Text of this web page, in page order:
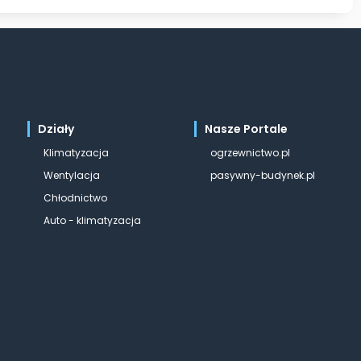
Działy
Klimatyzacja
Wentylacja
Chłodnictwo
Auto - klimatyzacja
Nasze Portale
ogrzewnictwo.pl
pasywny-budynek.pl